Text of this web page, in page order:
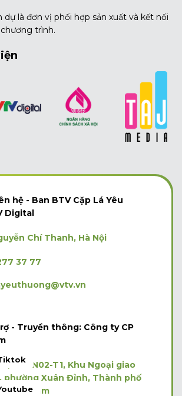
dự là đơn vị phối hợp sản xuất và kết nối
trình.
hệ - Ban BTV Cặp Lá Yêu
Digital
Chí Thanh, Hà Nội
37 77
- Truyền thông: Công ty CP
3, Tòa N02-T1, Khu Ngoại giao
phường Xuân Đỉnh, Thành phố
Việt Nam